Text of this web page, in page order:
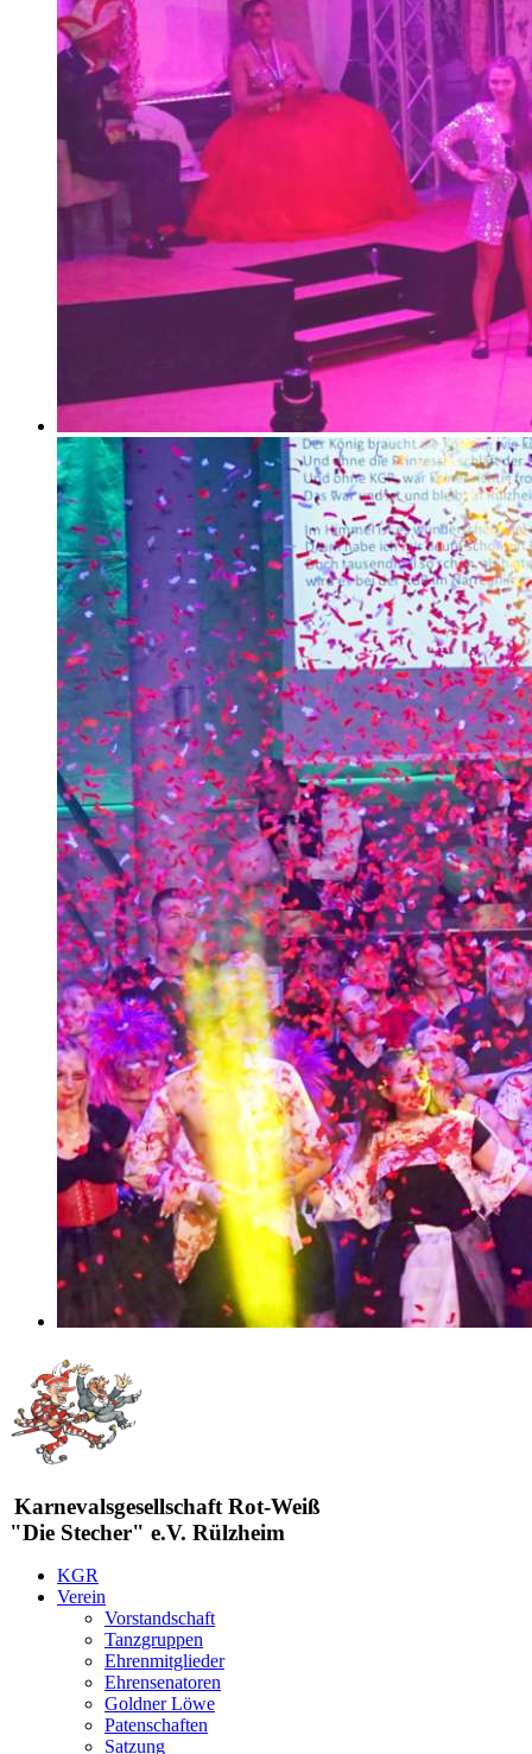
Karnevalsgesellschaft Rot-Weiß
"Die Stecher" e.V. Rülzheim
KGR
Verein
Vorstandschaft
Tanzgruppen
Ehrenmitglieder
Ehrensenatoren
Goldner Löwe
Patenschaften
Satzung